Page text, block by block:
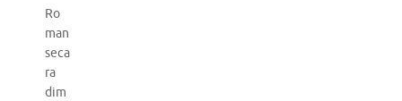
Ro
man
seca
ra
dim